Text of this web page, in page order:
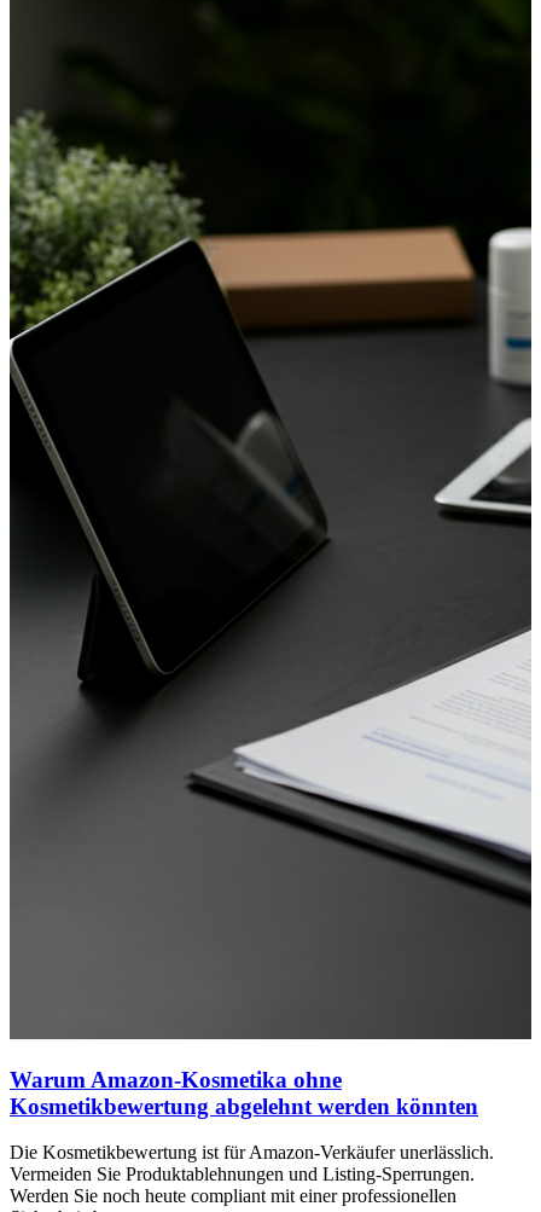
Warum Amazon-Kosmetika ohne
Kosmetikbewertung abgelehnt werden könnten
Die Kosmetikbewertung ist für Amazon-Verkäufer unerlässlich.
Vermeiden Sie Produktablehnungen und Listing-Sperrungen.
Werden Sie noch heute compliant mit einer professionellen